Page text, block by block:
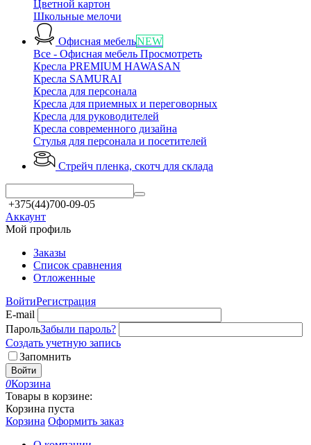
Цветной картон
Школьные мелочи
Офисная мебельNEW
Все - Офисная мебель Просмотреть
Кресла PREMIUM HAWASAN
Кресла SAMURAI
Кресла для персонала
Кресла для приемных и переговорных
Кресла для руководителей
Кресла современного дизайна
Стулья для персонала и посетителей
Стрейч пленка, скотч для склада
+375(44)700-09-05
Аккаунт
Мой профиль
Заказы
Список сравнения
Отложенные
ВойтиРегистрация
E-mail
ПарольЗабыли пароль?
Создать учетную запись
Запомнить
Войти
0Корзина
Товары в корзине:
Корзина пуста
Корзина Оформить заказ